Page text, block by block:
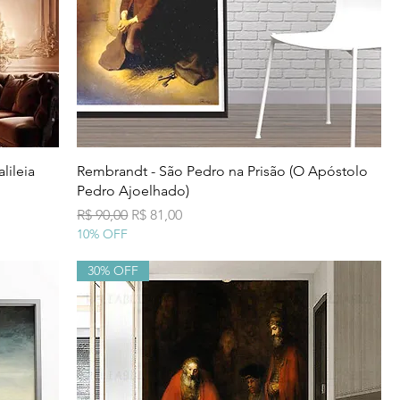
Visualização rápida
Rembrandt - São Pedro na Prisão (O Apóstolo
Pedro Ajoelhado)
Preço normal
R$ 90,00 Preço promocional
R$ 81,00
10% OFF
30% OFF